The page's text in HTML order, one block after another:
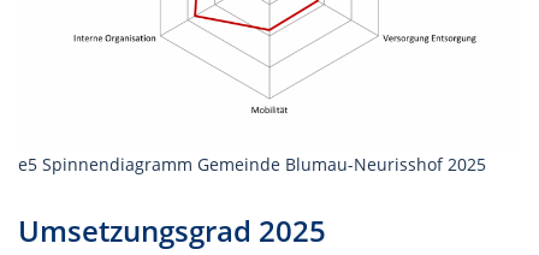
e5 Spinnendiagramm Gemeinde Blumau-Neurisshof 2025
Umsetzungsgrad 2025